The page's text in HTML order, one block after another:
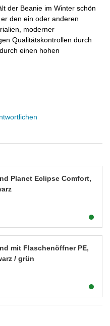
der Beanie im Winter schön
den ein oder anderen
moderner
Qualitätskontrollen durch
einen hohen
Planet Eclipse Comfort,
mit Flaschenöffner PE,
/ grün